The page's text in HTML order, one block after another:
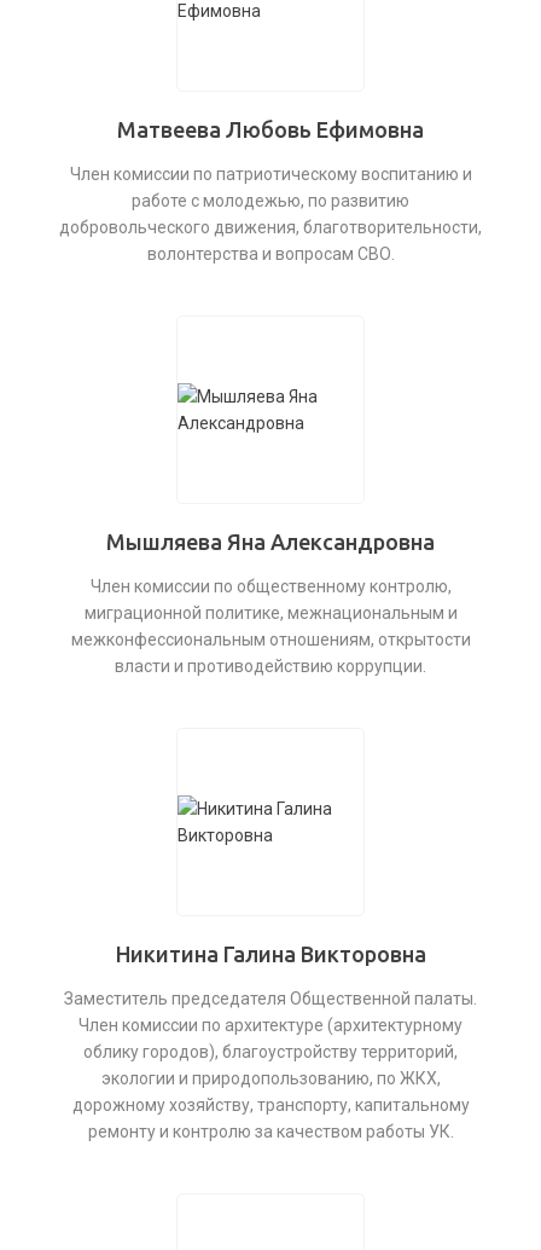
Матвеева Любовь Ефимовна
Член комиссии по патриотическому воспитанию и
работе с молодежью, по развитию
добровольческого движения, благотворительности,
волонтерства и вопросам СВО.
Мышляева Яна Александровна
Член комиссии по общественному контролю,
миграционной политике, межнациональным и
межконфессиональным отношениям, открытости
власти и противодействию коррупции.
Никитина Галина Викторовна
Заместитель председателя Общественной палаты.
Член комиссии по архитектуре (архитектурному
облику городов), благоустройству территорий,
экологии и природопользованию, по ЖКХ,
дорожному хозяйству, транспорту, капитальному
ремонту и контролю за качеством работы УК.